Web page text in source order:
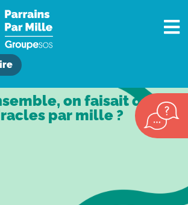
on faisait des
par mille ?